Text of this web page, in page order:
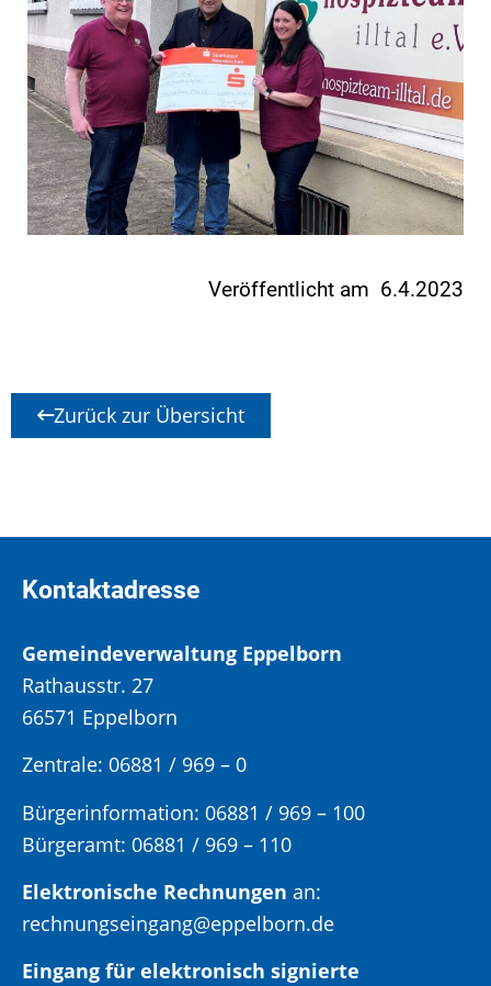
Veröffentlicht am 6.4.2023
Zurück zur Übersicht
Kontaktadresse
Gemeindeverwaltung Eppelborn
Rathausstr. 27
66571 Eppelborn
Zentrale: 06881 / 969 – 0
Bürgerinformation: 06881 / 969 – 100
Bürgeramt: 06881 / 969 – 110
Elektronische Rechnungen an:
rechnungseingang@eppelborn.de
Eingang für elektronisch signierte